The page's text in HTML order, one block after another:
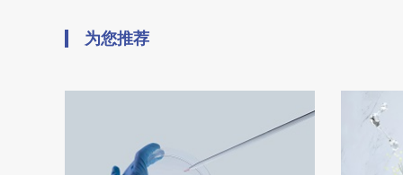
为您推荐